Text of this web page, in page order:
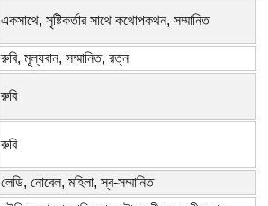
একসাথে, সৃষ্টিকর্তার সাথে কথোপকথন, সম্মানিত
রুবি, মূল্যবান, সম্মানিত, রত্ন
রুবি
রুবি
লেডি, নোবেল, মহিলা, স্ব-সম্মানিত